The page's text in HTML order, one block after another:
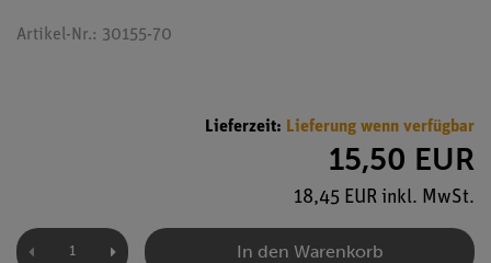
Artikel-Nr.: 30155-70
Lieferzeit: Lieferung wenn verfügbar
15,50 EUR
18,45 EUR inkl. MwSt.
In den Warenkorb